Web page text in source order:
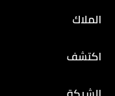
ASX
احصل على سيارتك الجديدة
الملاك
الملاك
اكتشف
اكتشف